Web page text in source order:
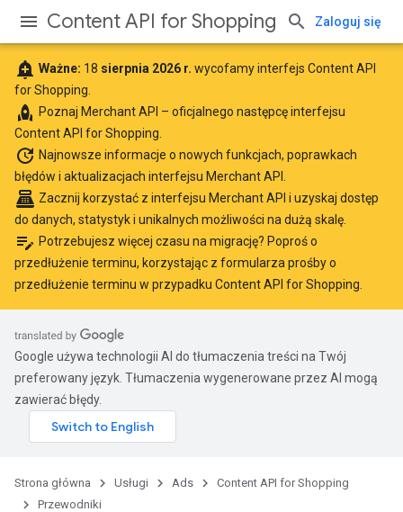
Content API for Shopping Zaloguj się
add_alert Ważne: 18 sierpnia 2026 r. wycofamy interfejs Content API
for Shopping.
rocket Poznaj Merchant API – oficjalnego następcę interfejsu
Content API for Shopping.
update Najnowsze informacje o nowych funkcjach, poprawkach
błędów i aktualizacjach interfejsu Merchant API.
point_of_sale Zacznij korzystać z interfejsu Merchant API i uzyskaj dostęp
do danych, statystyk i unikalnych możliwości na dużą skalę.
edit_note Potrzebujesz więcej czasu na migrację? Poproś o
przedłużenie terminu, korzystając z formularza prośby o
przedłużenie terminu w przypadku Content API for Shopping
Google używa technologii AI do tłumaczenia treści na Twój
preferowany język. Tłumaczenia wygenerowane przez AI mogą
zawierać błędy.
Strona główna Usługi Ads
Content API for Shopping
Przewodniki